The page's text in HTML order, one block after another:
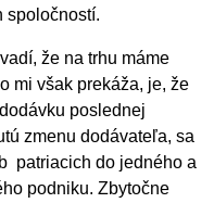
spoločností.
že na trhu máme
mi však prekáža, je, že
poslednej
zmenu dodávateľa, sa
patriacich do jedného a
podniku. Zbytočne